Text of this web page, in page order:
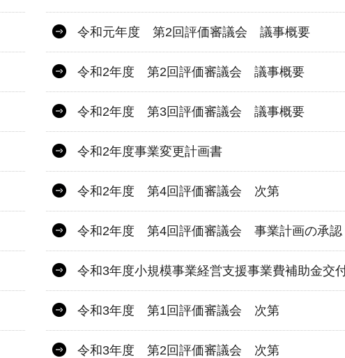
令和元年度 第2回評価審議会 議事概要
令和2年度 第2回評価審議会 議事概要
令和2年度 第3回評価審議会 議事概要
令和2年度事業変更計画書
令和2年度 第4回評価審議会 次第
令和2年度 第4回評価審議会 事業計画の承認
令和3年度小規模事業経営支援事業費補助金交
令和3年度 第1回評価審議会 次第
令和3年度 第2回評価審議会 次第